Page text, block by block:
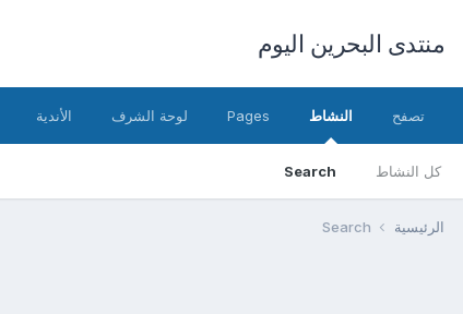
منتدى البحرين اليوم
تصفح النشاط
كل النشاط Search
Pages لوحة الشرف الأندية
الرئيسية Search